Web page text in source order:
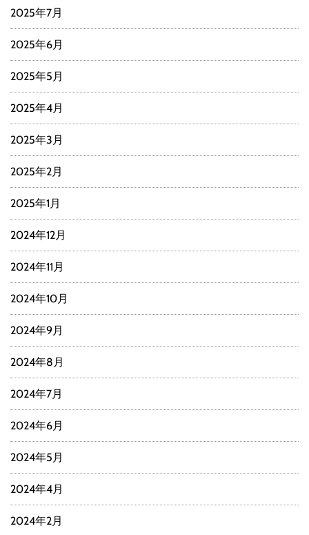
2025年7月
2025年6月
2025年5月
2025年4月
2025年3月
2025年2月
2025年1月
2024年12月
2024年11月
2024年10月
2024年9月
2024年8月
2024年7月
2024年6月
2024年5月
2024年4月
2024年2月